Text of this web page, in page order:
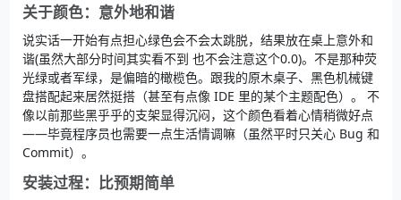
关于颜色：意外地和谐
说实话一开始有点担心绿色会不会太跳脱，结果放在桌上意外和
谐(虽然大部分时间其实看不到 也不会注意这个0.0)。不是那种荧
光绿或者军绿，是偏暗的橄榄色。跟我的原木桌子、黑色机械键
盘搭配起来居然挺搭（甚至有点像 IDE 里的某个主题配色）。 不
像以前那些黑乎乎的支架显得沉闷，这个颜色看着心情稍微好点
——毕竟程序员也需要一点生活情调嘛（虽然平时只关心 Bug 和
Commit）。
安装过程：比预期简单